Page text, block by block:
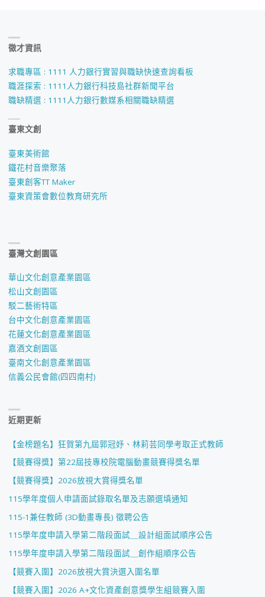
徵才資訊
求職專區 : 1111 人力銀行實習與職缺快速查詢看板
職涯探索 : 1111人力銀行科技島社群新聞平台
職缺精選 : 1111人力銀行數媒系相關職缺精選
臺東文創
臺東美術館
鐵花村音樂聚落
臺東創客TT Maker
臺東資策會數位教育研究所
臺灣文創園區
華山文化創意產業園區
松山文創園區
駁二藝術特區
台中文化創意產業園區
花蓮文化創意產業園區
嘉酒文創園區
臺南文化創意產業園區
信義公民會館(四四南村)
近期更新
【金榜題名】狂賀第九屆郭冠妤、林莉芸同學考取正式教師
【競賽得獎】第22屆技專校院電腦動畫競賽得獎名單
【競賽得獎】2026放視大賞得獎名單
115學年度個人申請面試錄取名單及志願選填通知
115-1兼任教師 (3D動畫專長) 徵聘公告
115學年度申請入學第二階段面試＿設計組面試順序公告
115學年度申請入學第二階段面試＿創作組順序公告
【競賽入圍】2026放視大賞決選入圍名單
【競賽入圍】2026 A+文化資產創意獎學生組競賽入圍